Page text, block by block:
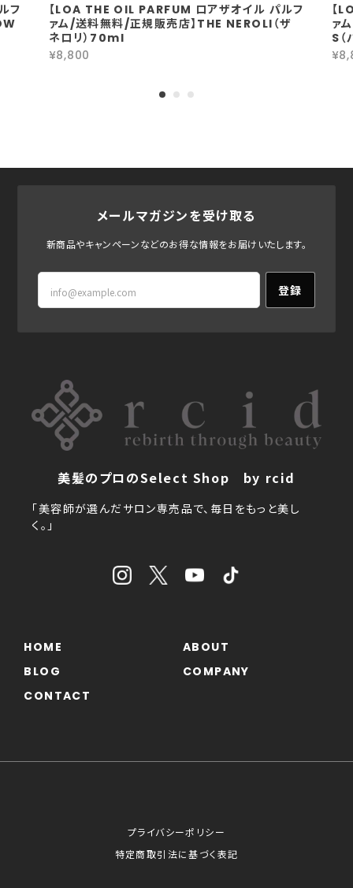
フ
【LOA THE OIL PARFUM ロアザオイル パルフ
ァム/送料無料/正規販売店】THE NEROLI（ザ
ネロリ）70ml
¥8,800
【
ァ
S
メールマガジンを受け取る
新商品やキャンペーンなどのお得な情報をお届けいたします。
登録
美髪のプロのSelect Shop by rcid
「美容師が選んだサロン専売品で、毎日をもっと美し
く。」
HOME
ABOUT
BLOG
COMPANY
CONTACT
プライバシーポリシー
特定商取引法に基づく表記